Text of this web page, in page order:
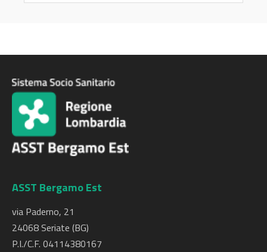
ASST Bergamo Est
via Paderno, 21
24068 Seriate (BG)
P.I./C.F. 04114380167